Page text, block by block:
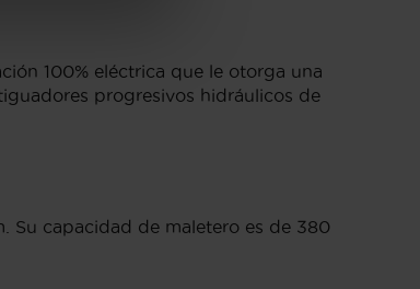
100% eléctrica que le otorga una
progresivos hidráulicos de
Su capacidad de maletero es de 380